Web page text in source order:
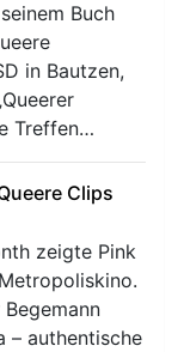
Buch
in Bautzen,
Treffen…
Clips
zeigte Pink
– authentische